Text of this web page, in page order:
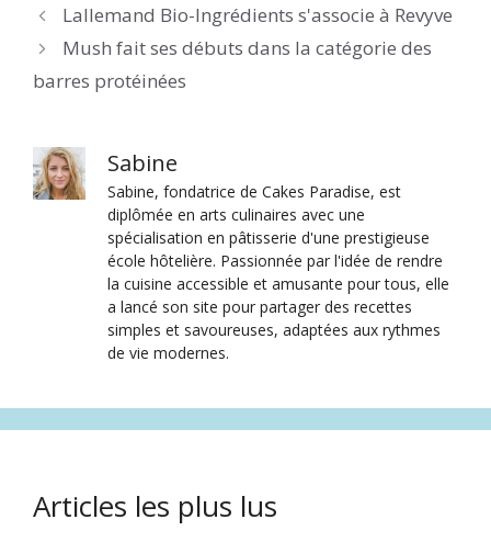
Lallemand Bio-Ingrédients s'associe à Revyve
Mush fait ses débuts dans la catégorie des
barres protéinées
Sabine
Sabine, fondatrice de Cakes Paradise, est
diplômée en arts culinaires avec une
spécialisation en pâtisserie d'une prestigieuse
école hôtelière. Passionnée par l'idée de rendre
la cuisine accessible et amusante pour tous, elle
a lancé son site pour partager des recettes
simples et savoureuses, adaptées aux rythmes
de vie modernes.
Articles les plus lus